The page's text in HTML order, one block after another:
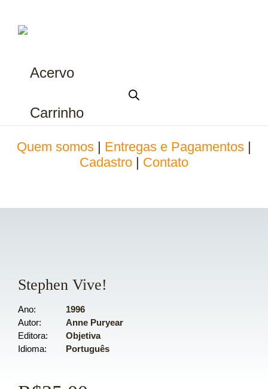
Acervo
Carrinho
Quem somos Entregas e Pagamentos
Cadastro
Contato
Stephen Vive!
Ano
1996
Autor
Anne Puryear
Editora
Objetiva
Idioma
Português